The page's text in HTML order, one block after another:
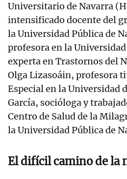
Universitario de Navarra
intensificado docente del
la Universidad Pública de
profesora en la
experta en Trastornos del
Olga Lizasoáin, profesora
Especial en la Universidad
García, socióloga y
Centro de Salud de la
la Universidad Pública de
El difícil camino de la